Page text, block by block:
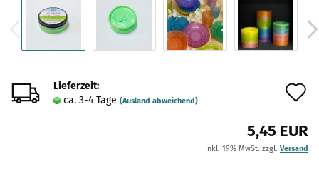
Lieferzeit:
ca. 3-4 Tage (Ausland abweichend)
5,45 EUR
inkl. 19% MwSt. zzgl. Versand